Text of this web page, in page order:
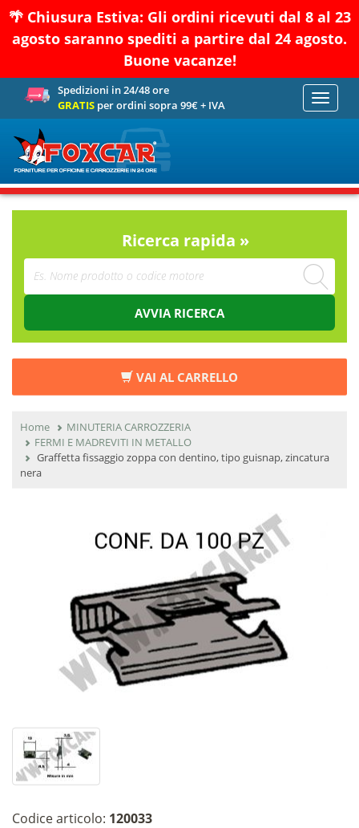
🌴 Chiusura Estiva: Gli ordini ricevuti dal 8 al 23
agosto saranno spediti a partire dal 24 agosto.
Buone vacanze!
Spedizioni in 24/48 ore
GRATIS per ordini sopra 99€ + IVA
Toggle
Ricerca rapida »
AVVIA RICERCA
VAI AL CARRELLO
Home
MINUTERIA CARROZZERIA
FERMI E MADREVITI IN METALLO
Graffetta fissaggio zoppa con dentino, tipo guisnap, zincatura
nera
Codice articolo: 120033